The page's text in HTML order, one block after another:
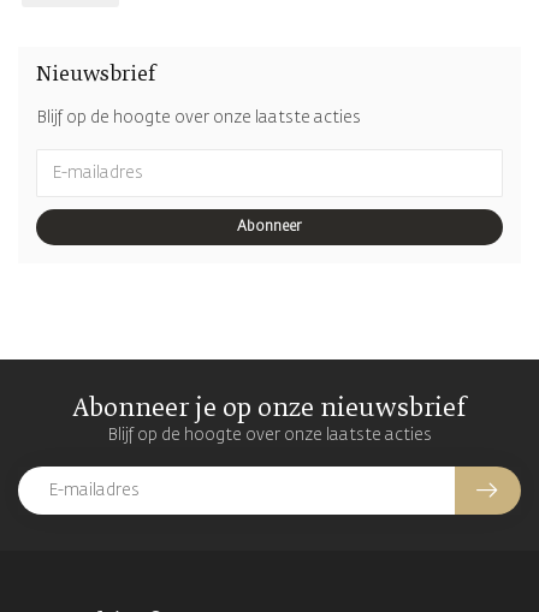
Nieuwsbrief
Blijf op de hoogte over onze laatste acties
Abonneer
Abonneer je op onze nieuwsbrief
Blijf op de hoogte over onze laatste acties